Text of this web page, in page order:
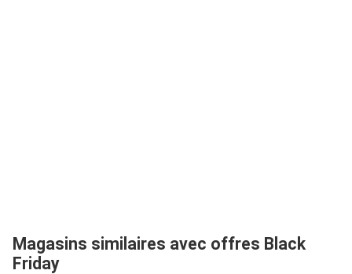
Magasins similaires avec offres Black
Friday